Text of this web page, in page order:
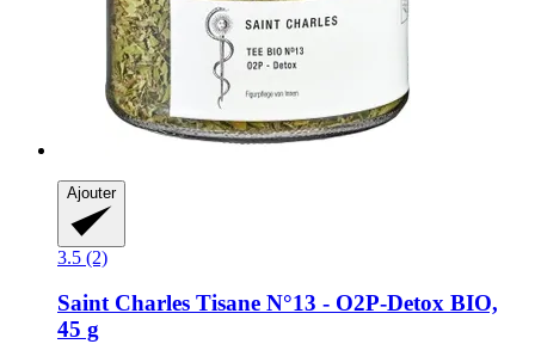
Ajouter
3.5 (2)
Saint Charles Tisane N°13 -​ O2P-​Detox BIO,
45 g